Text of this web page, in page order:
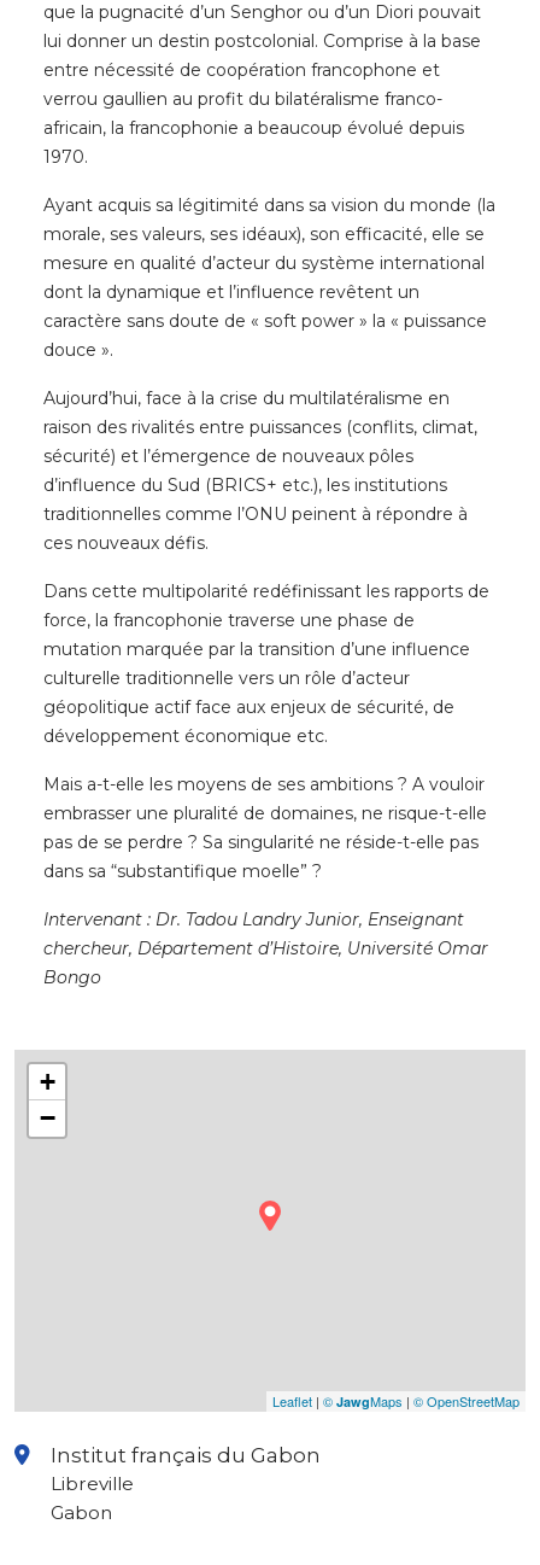
que la pugnacité d’un Senghor ou d’un Diori pouvait
lui donner un destin postcolonial. Comprise à la base
entre nécessité de coopération francophone et
verrou gaullien au profit du bilatéralisme franco-
africain, la francophonie a beaucoup évolué depuis
1970.
Ayant acquis sa légitimité dans sa vision du monde (la
morale, ses valeurs, ses idéaux), son efficacité, elle se
mesure en qualité d’acteur du système international
dont la dynamique et l’influence revêtent un
caractère sans doute de « soft power » la « puissance
douce ».
Aujourd’hui, face à la crise du multilatéralisme en
raison des rivalités entre puissances (conflits, climat,
sécurité) et l’émergence de nouveaux pôles
d’influence du Sud (BRICS+ etc.), les institutions
traditionnelles comme l’ONU peinent à répondre à
ces nouveaux défis.
Dans cette multipolarité redéfinissant les rapports de
force, la francophonie traverse une phase de
mutation marquée par la transition d’une influence
culturelle traditionnelle vers un rôle d’acteur
géopolitique actif face aux enjeux de sécurité, de
développement économique etc.
Mais a-t-elle les moyens de ses ambitions ? A vouloir
embrasser une pluralité de domaines, ne risque-t-elle
pas de se perdre ? Sa singularité ne réside-t-elle pas
dans sa “substantifique moelle” ?
Intervenant : Dr. Tadou Landry Junior, Enseignant
chercheur, Département d’Histoire, Université Omar
Bongo
+
−
Leaflet | © JawgMaps | © OpenStreetMap
Institut français du Gabon
Libreville
Gabon